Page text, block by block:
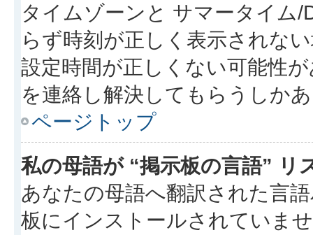
タイムゾーンと サマータイム
らず時刻が正しく表示されな
設定時間が正しくない可能性
を連絡し解決してもらうしか
ページトップ
私の母語が “掲示板の言語” リ
あなたの母語へ翻訳された言
板にインストールされていま